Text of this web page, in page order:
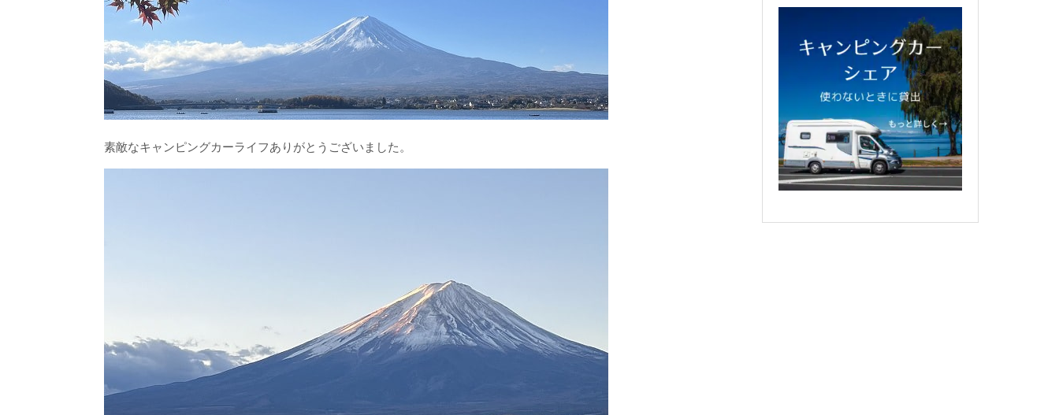
素敵なキャンピングカーライフありがとうございました。